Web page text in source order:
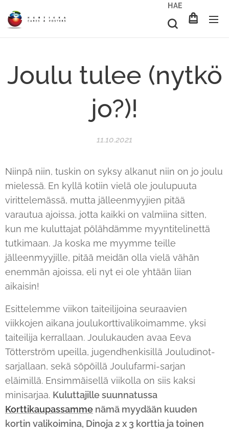
HAE
Joulu tulee (nytkö
jo?)!
11.10.2021
Niinpä niin, tuskin on syksy alkanut niin on jo joulu
mielessä. En kyllä kotiin vielä ole joulupuuta
virittelemässä, mutta jälleenmyyjien pitää
varautua ajoissa, jotta kaikki on valmiina sitten,
kun me kuluttajat pölähdämme myyntitelinettä
tutkimaan. Ja koska me myymme teille
jälleenmyyjille, pitää meidän olla vielä vähän
enemmän ajoissa, eli nyt ei ole yhtään liian
aikaisin!
Esittelemme viikon taiteilijoina seuraavien
viikkojen aikana joulukorttivalikoimamme, yksi
taiteilija kerrallaan. Joulukauden avaa Eeva
Tötterström upeilla, jugendhenkisillä Jouludinot-
sarjallaan, sekä söpöillä Joulufarmi-sarjan
eläimillä. Ensimmäisellä viikolla on siis kaksi
minisarjaa. Kuluttajille suunnatussa
Korttikaupassamme nämä myydään kuuden
kortin valikoimina, Dinoja 2 x 3 korttia ja toinen